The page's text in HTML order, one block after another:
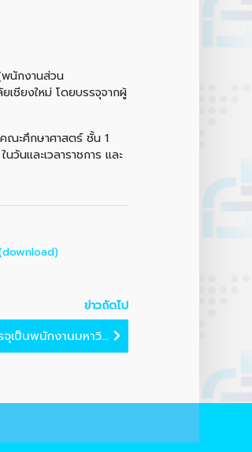
นักงานส่วน
เชียงใหม่ โดยบรรจุจากผู้
ะศึกษาศาสตร์ ชั้น 1
นและเวลาราชการ และ
ข่าวถัดไป
เป็นพนักงานมหาวิ...